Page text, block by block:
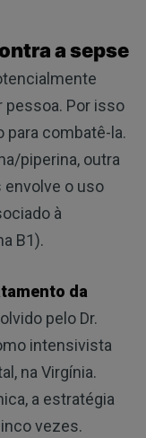
a sepse
pessoa. Por isso
combatê-la.
piperina, outra
envolve o uso
à
B1).
da
pelo Dr.
intensivista
na Virgínia.
a estratégia
vezes.